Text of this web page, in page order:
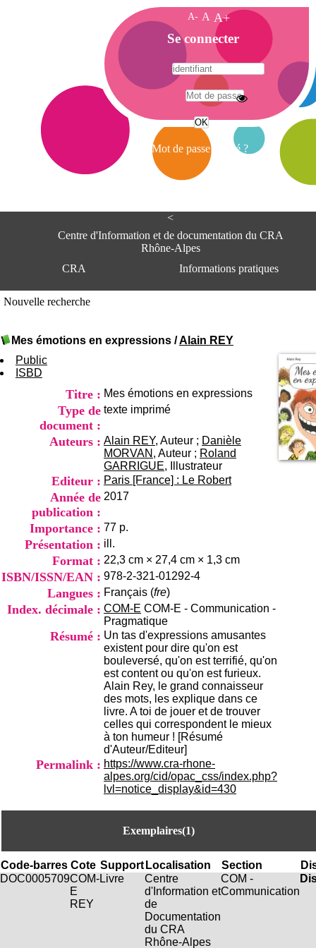
<
Centre d'Information et de documentation du CRA
Rhône-Alpes
CRA
Informations pratiques
Centre Hospitalier le Vinatier
bât 211
69678 Bron Cedex
Lundi au Vendredi
9h00-12h00 13h30-16h00
Tél:+33(0)4 37 91 54 65
Fax:+33(0)4 37 91 54 37
Nouvelle recherche
Mes émotions en expressions /Alain REY
Public
ISBD
Titre : Mes émotions en expressions
Type de
document :
texte imprimé
Auteurs : Alain REY, Auteur ; Danièle
MORVAN , Auteur ; Roland
GARRIGUE, Illustrateur
Editeur : Paris [France] : Le Robert
Année de
publication :
2017
Importance : 77 p.
Présentation : ill.
Format : 22,3 cm × 27,4 cm × 1,3 cm
ISBN/ISSN/EAN : 978-2-321-01292-4
Langues : Français (fre)
Index. décimale : COM-E COM-E - Communication -
Pragmatique
Résumé : Un tas d'expressions amusantes
existent pour dire qu'on est
bouleversé, qu'on est terrifié, qu'on
est content ou qu'on est furieux.
Alain Rey, le grand connaisseur
des mots, les explique dans ce
livre. A toi de jouer et de trouver
celles qui correspondent le mieux
à ton humeur ! [Résumé
d'Auteur/Editeur]
Permalink : https://www.cra-rhone-
alpes.org/cid/opac_css/index.php?
lvl=notice_display&id=430
Exemplaires(1)
Code-barres Cote Support Localisation Section
DOC0005709COM-
E
REY
Livre
Centre
d'Information et
de
Documentation
du CRA
Rhône-Alpes
COM -
Communication
A- A A+
A
c
c
e
i
Se connecter
Mot de passe oublié ?
A
e
e
f
a
t
o
n
e
t
d
e
o
c
u
m
e
n
a
t
i
o
n
d
u
C
R
A
R
h
ô
n
e
e
s
C